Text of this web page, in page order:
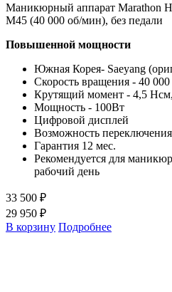
Маникюрный аппарат Marathon
M45 (40 000 об/мин), без педали
Повышенной мощности
Южная Корея- Saeyang
Скорость вращения - 40
Крутящий момент - 4,5
Мощность - 100Вт
Цифровой дисплей
Возможность переключения
Гарантия 12 мес.
Рекомендуется для
рабочий день
33 500 ₽
29 950 ₽
В корзину Подробнее